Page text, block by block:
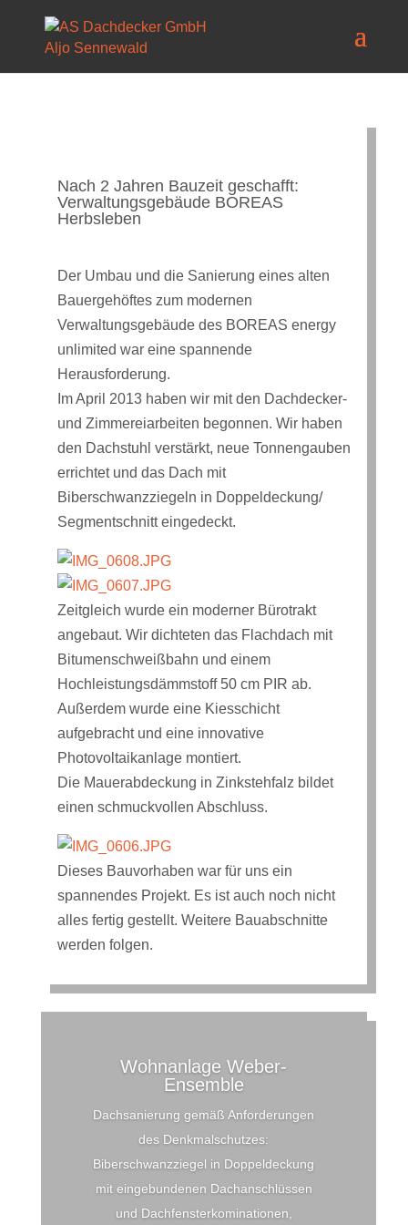
Nach 2 Jahren Bauzeit geschafft:
Verwaltungsgebäude BOREAS
Herbsleben
Der Umbau und die Sanierung eines alten
Bauergehöftes zum modernen
Verwaltungsgebäude des BOREAS energy
unlimited war eine spannende
Herausforderung.
Im April 2013 haben wir mit den Dachdecker-
und Zimmereiarbeiten begonnen. Wir haben
den Dachstuhl verstärkt, neue Tonnengauben
errichtet und das Dach mit
Biberschwanzziegeln in Doppeldeckung/
Segmentschnitt eingedeckt.
Zeitgleich wurde ein moderner Bürotrakt
angebaut. Wir dichteten das Flachdach mit
Bitumenschweißbahn und einem
Hochleistungsdämmstoff 50 cm PIR ab.
Außerdem wurde eine Kiesschicht
aufgebracht und eine innovative
Photovoltaikanlage montiert.
Die Mauerabdeckung in Zinkstehfalz bildet
einen schmuckvollen Abschluss.
Dieses Bauvorhaben war für uns ein
spannendes Projekt. Es ist auch noch nicht
alles fertig gestellt. Weitere Bauabschnitte
werden folgen.
Wohnanlage Weber-
Ensemble
Dachsanierung gemäß Anforderungen
des Denkmalschutzes:
Biberschwanzziegel in Doppeldeckung
mit eingebundenen Dachanschlüssen
und Dachfensterkominationen,